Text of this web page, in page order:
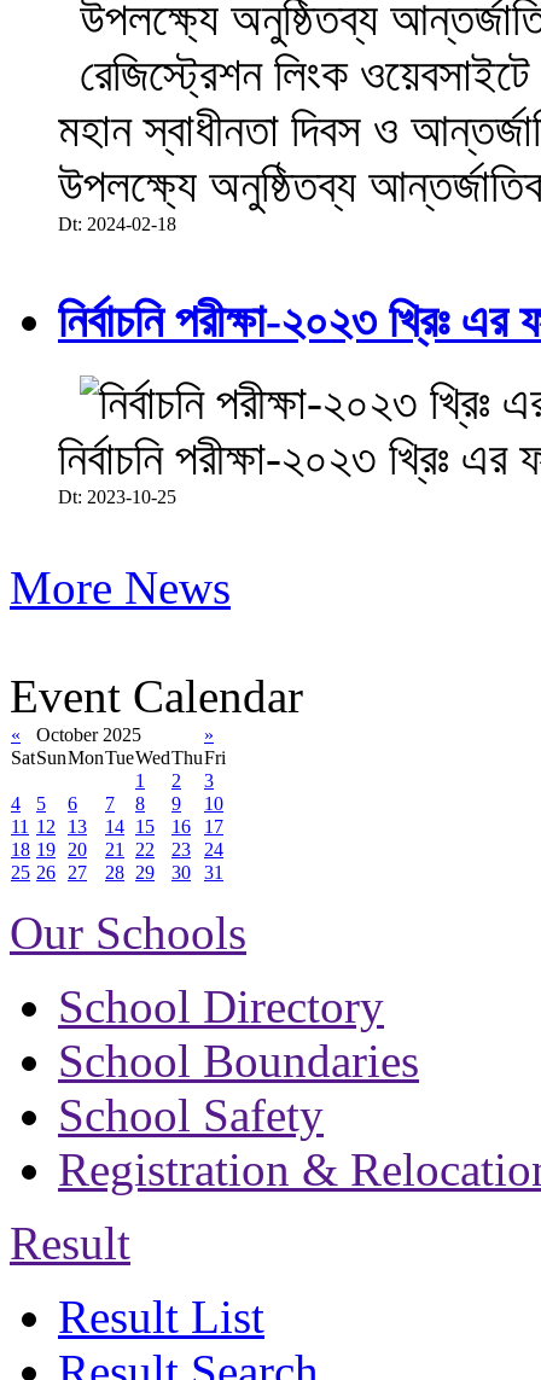
মহান স্বাধীনতা দিবস ও
উপলক্ষ্যে অনুষ্ঠিতব্য
Dt: 2024-02-18
নির্বাচনি পরীক্ষা-২০২৩ খ্রিঃ
নির্বাচনি পরীক্ষা-২০২৩ খ্রিঃ
Dt: 2023-10-25
More News
Event Calendar
« October 2025
»
SatSunMonTueWedThuFri
1
2
3
4
5 6 7 8 9
10
11 12 13 14 15 16
17
18 19 20 21 22 23
24
25 26 27 28 29 30 31
Our Schools
School Directory
School Boundaries
School Safety
Registration &
Result
Result List